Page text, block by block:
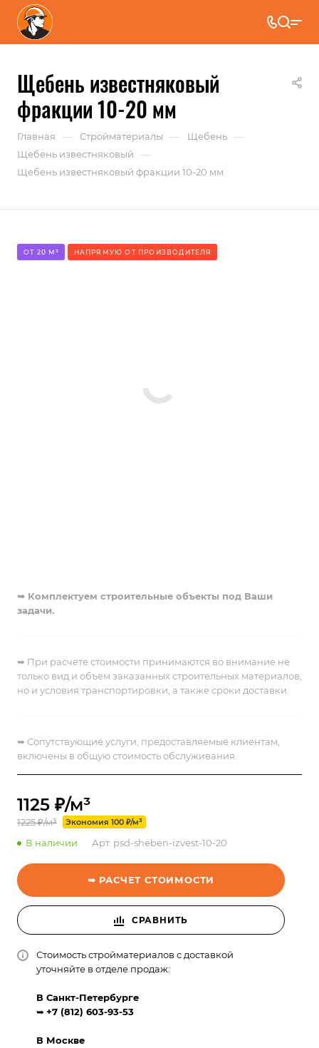
Щебень известняковый
фракции 10-20 мм
Главная — Стройматериалы — Щебень —
Щебень известняковый —
Щебень известняковый фракции 10-20 мм
ОТ 20 М³ НАПРЯМУЮ ОТ ПРОИЗВОДИТЕЛЯ
➥ Комплектуем строительные объекты под Ваши
задачи.
➥ При расчёте стоимости принимаются во внимание не
только вид и объём заказанных строительных материалов,
но и условия транспортировки, а также сроки доставки.
➥ Сопутствующие услуги, предоставляемые клиентам,
включены в общую стоимость обслуживания.
1125 ₽/м³
1225 ₽/м³ Экономия 100 ₽/м³
В наличии Арт. psd-sheben-izvest-10-20
➥ РАСЧЕТ СТОИМОСТИ
СРАВНИТЬ
Стоимость стройматериалов с доставкой
уточняйте в отделе продаж:
В Санкт-Петербурге
➥ +7 (812) 603-93-53
В Москве